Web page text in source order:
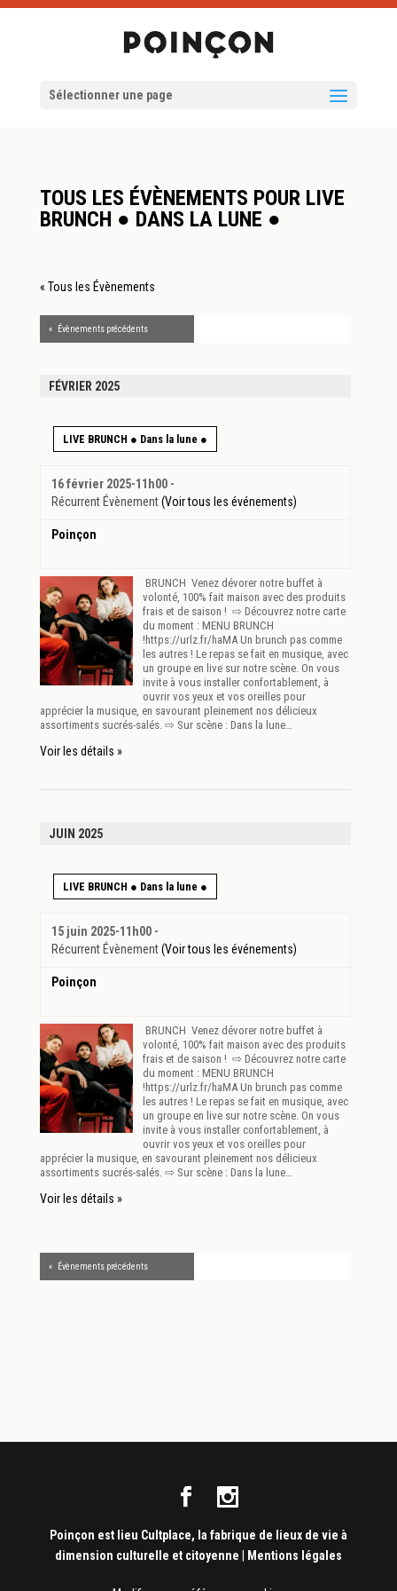
Sélectionner une page
TOUS LES ÉVÈNEMENTS POUR LIVE
BRUNCH ● DANS LA LUNE ●
« Tous les Évènements
« Évènements précédents
FÉVRIER 2025
LIVE BRUNCH ● Dans la lune ●
16 février 2025-11h00-
Récurrent Évènement(Voir tous les événements)
Poinçon
BRUNCH Venez dévorer notre buffet à
volonté, 100% fait maison avec des produits
frais et de saison ! ⇨ Découvrez notre carte
du moment : MENU BRUNCH
!https://urlz.fr/haMA Un brunch pas comme
les autres ! Le repas se fait en musique, avec
un groupe en live sur notre scène. On vous
invite à vous installer confortablement, à
ouvrir vos yeux et vos oreilles pour
apprécier la musique, en savourant pleinement nos délicieux
assortiments sucrés-salés. ⇨ Sur scène : Dans la lune…
Voir les détails »
JUIN 2025
LIVE BRUNCH ● Dans la lune ●
15 juin 2025-11h00-
Récurrent Évènement(Voir tous les événements)
Poinçon
BRUNCH Venez dévorer notre buffet à
volonté, 100% fait maison avec des produits
frais et de saison ! ⇨ Découvrez notre carte
du moment : MENU BRUNCH
!https://urlz.fr/haMA Un brunch pas comme
les autres ! Le repas se fait en musique, avec
un groupe en live sur notre scène. On vous
invite à vous installer confortablement, à
ouvrir vos yeux et vos oreilles pour
apprécier la musique, en savourant pleinement nos délicieux
assortiments sucrés-salés. ⇨ Sur scène : Dans la lune…
Voir les détails »
« Évènements précédents
Poinçon est lieu Cultplace, la fabrique de lieux de vie à
dimension culturelle et citoyenne | Mentions légales